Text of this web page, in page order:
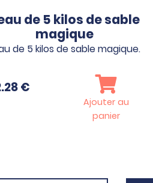
de 5 kilos de sable
magique
de 5 kilos de sable magique.
€
Ajouter au
panier